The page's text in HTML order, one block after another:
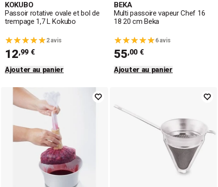
KOKUBO
Passoir rotative ovale et bol de
trempage 1,7 L Kokubo
2 avis
12,99 €
Ajouter au panier
BEKA
Multi passoire vapeur Chef 16
18 20 cm Beka
6 avis
55,00 €
Ajouter au panier